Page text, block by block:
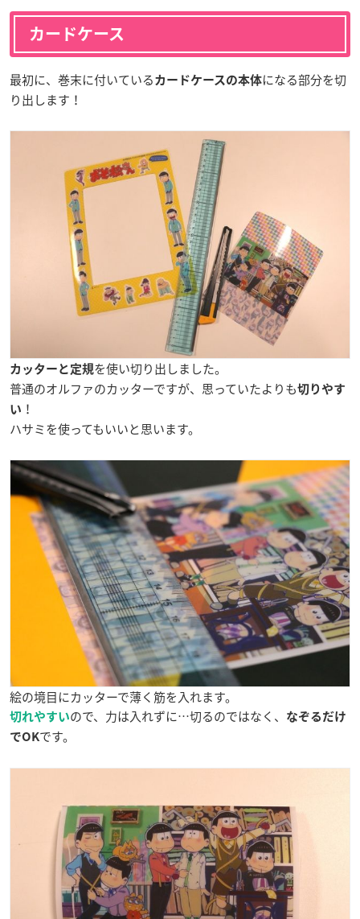
カードケース
最初に、巻末に付いている カードケースの本体になる部分を切
り出します！
カッターと定規を使い切り出しました。
普通のオルファのカッターですが、思っていたよりも切りやす
い ！
ハサミを使ってもいいと思います。
絵の境目にカッターで薄く筋を入れます。
切れやすいので、力は入れずに…切るのではなく、
なぞるだけ
でOKです。